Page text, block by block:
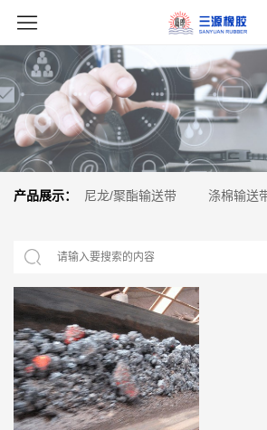
产品展示： 尼龙/聚酯输送带 涤棉输送